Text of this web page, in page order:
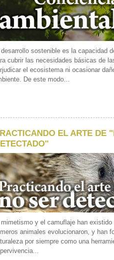
desarrollo sostenible es la capacidad
cubrir las necesidades básicas de
el ecosistema ni ocasionar
De este modo...
EL ARTE DE
y el camuflaje han existido
animales evolucionaron, y han
por siempre como una